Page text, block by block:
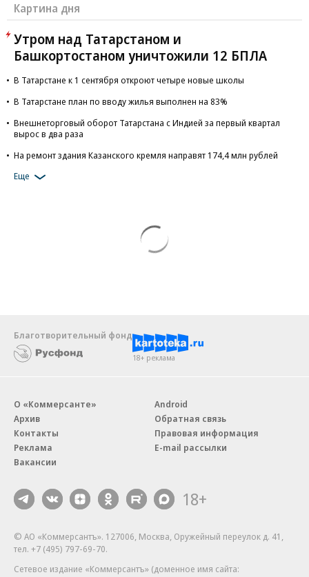
Картина дня
Утром над Татарстаном и
Башкортостаном уничтожили 12 БПЛА
В Татарстане к 1 сентября откроют четыре новые школы
В Татарстане план по вводу жилья выполнен на 83%
Внешнеторговый оборот Татарстана с Индией за первый квартал
вырос в два раза
На ремонт здания Казанского кремля направят 174,4 млн рублей
Еще
Благотворительный фонд
18+ реклама
О «Коммерсанте»
Архив
Контакты
Реклама
Вакансии
Android
Обратная связь
Правовая информация
E-mail рассылки
18+
© АО «Коммерсантъ». 127006, Москва, Оружейный переулок д. 41,
тел. +7 (495) 797-69-70.
Сетевое издание «Коммерсантъ» (доменное имя сайта: